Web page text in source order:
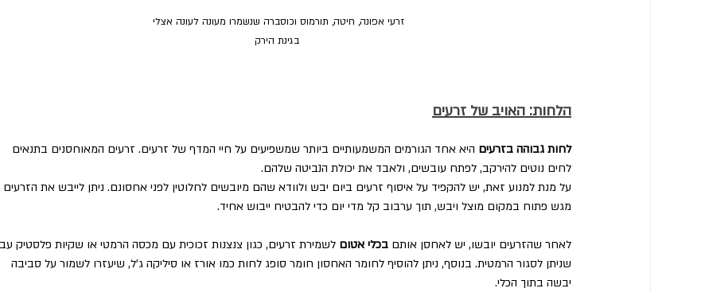
זרעי אפונה, חיטה, תורמוס וכוסברה שנשמרו מעונה לעונה אצלי
בגינת הירק
הלחות: האויב של זרעים
לחות גבוהה בזרעים היא אחד הגורמים המשמעותיים ביותר שמשפיעים על חיי המדף של זרעים. זרעים המאוחסנים בתנאים
לחים נוטים להירקב, לפתח עובשים, ולאבד את יכולת הנביטה שלהם.
על מנת למנוע זאת, יש להקפיד על איסוף זרעים ביום יבש ולוודא שהם מיובשים לחלוטין לפני אחסונם. ניתן לייבש את
מגש פתוח במקום מוצל ויבש, תוך ערבוב קל מדי יום כדי להבטיח ייבוש אחיד.
לאחר שהזרעים יובשו, יש לאחסן אותם בכלי אטום לשמירת זרעים, כגון צנצנות זכוכית עם מכסה הרמטי או שקיות פלסטיק
שניתן לסגור הרמטית. בנוסף, ניתן להוסיף לחומר האחסון חומר סופג לחות כמו אורז או סיליקה ג’ל, שיעזרו לשמור על סביבה
יבשה בתוך הכלי.